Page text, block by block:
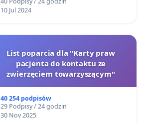
10 Jul 2024
List poparcia dla "Karty praw
pacjenta do kontaktu ze
zwierzęciem towarzyszącym"
40 254 podpisów
29 Podpisy / 24 godzin
30 Nov 2025